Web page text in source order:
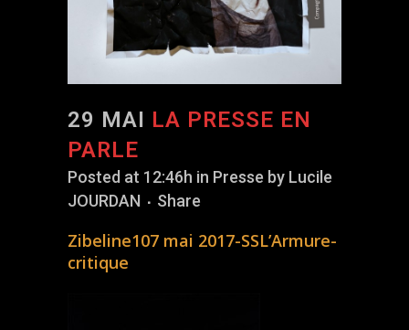
29 MAI LA PRESSE EN
PARLE
Posted at 12:46h in Presse by Lucile
JOURDAN
Share
Zibeline107 mai 2017-SSL’Armure-
critique